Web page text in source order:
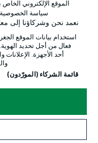
© 2026 Bundesliga-Gruppe GmbH
وضع
الموقع الإلكتروني
سياسة الخصوصية
نعمد نحن وشركاؤنا إلى
استخدام بيانات الموقع
فعال من أجل تحديد
أحد الأجهزة.
قائمة الشركاء (المورّدون)